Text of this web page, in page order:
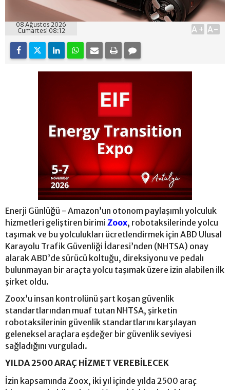
08 Ağustos 2026
Cumartesi 08:12
A+ A-
Enerji Günlüğü - Amazon’un otonom paylaşımlı yolculuk
hizmetleri geliştiren birimi Zoox, robotaksilerinde yolcu
taşımak ve bu yolculukları ücretlendirmek için ABD Ulusal
Karayolu Trafik Güvenliği İdaresi’nden (NHTSA) onay
alarak ABD’de sürücü koltuğu, direksiyonu ve pedalı
bulunmayan bir araçta yolcu taşımak üzere izin alabilen ilk
şirket oldu.
Zoox’u insan kontrolünü şart koşan güvenlik
standartlarından muaf tutan NHTSA, şirketin
robotaksilerinin güvenlik standartlarını karşılayan
geleneksel araçlara eşdeğer bir güvenlik seviyesi
sağladığını vurguladı.
YILDA 2500 ARAÇ HİZMET VEREBİLECEK
İzin kapsamında Zoox, iki yıl içinde yılda 2500 araç